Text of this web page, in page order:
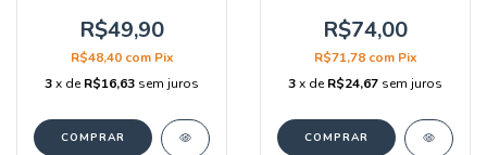
R$49,90
R$48,40 com Pix
3x deR$16,63 sem juros
Jogos
R$74,00
R$71,78 com Pix
3x deR$24,67 sem juros